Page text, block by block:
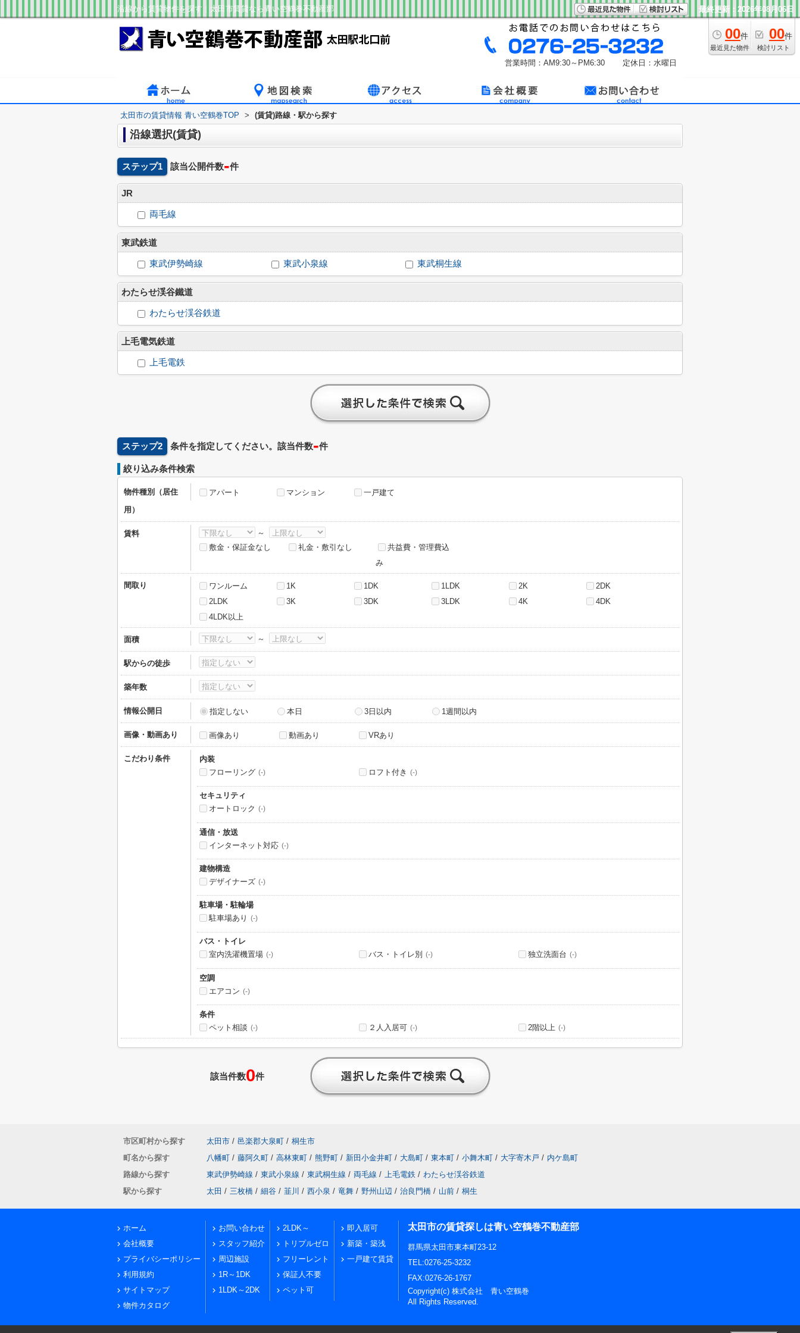
沿線から賃貸物件を探す｜太田市賃貸なら青い空鶴巻不動産部 最終更新：2026年08月06日
00件
最近見た物件
00件
検討リスト
営業時間：AM9:30～PM6:30 定休日：水曜日
太田市の賃貸情報 青い空鶴巻TOP > (賃貸)路線・駅から探す
沿線選択(賃貸)
ステップ1 該当公開件数-件
JR
両毛線
東武鉄道
東武伊勢崎線 東武小泉線 東武桐生線
わたらせ渓谷鐵道
わたらせ渓谷鉄道
上毛電気鉄道
上毛電鉄
ステップ2 条件を指定してください。該当件数-件
絞り込み条件検索
物件種別（居住
用）
アパート マンション 一戸建て
賃料
～
敷金・保証金なし
礼金・敷引なし
共益費・管理費込
み
間取り ワンルーム 1K 1DK 1LDK 2K
2DK
2LDK
3K 3DK 3LDK 4K
4DK
4LDK以上
面積 ～
駅からの徒歩
築年数
情報公開日 指定しない 本日 3日以内 1週間以内
画像・動画あり 画像あり 動画あり VRあり
こだわり条件
内装
フローリング (-) ロフト付き (-)
セキュリティ
オートロック (-)
通信・放送
インターネット対応 (-)
建物構造
デザイナーズ (-)
駐車場・駐輪場
駐車場あり
(-)
バス・トイレ
室内洗濯機置場 (-) バス・トイレ別 (-) 独立洗面台 (-)
空調
エアコン (-)
条件
ペット相談 (-) ２人入居可 (-) 2階以上 (-)
該当件数0件
市区町村から探す 太田市 / 邑楽郡大泉町 / 桐生市
町名から探す
八幡町 / 藤阿久町 / 高林東町 / 熊野町 / 新田小金井町 / 大島町 / 東本町 / 小舞木町 / 大字寄木戸 / 内ケ島町
路線から探す
東武伊勢崎線 / 東武小泉線 / 東武桐生線 / 両毛線 / 上毛電鉄 / わたらせ渓谷鉄道
駅から探す
太田 / 三枚橋 / 細谷 / 韮川 / 西小泉 / 竜舞 / 野州山辺 / 治良門橋 / 山前 / 桐生
ホーム
会社概要
プライバシーポリシー
利用規約
サイトマップ
物件カタログ
お問い合わせ
スタッフ紹介
周辺施設
1R～1DK
1LDK～2DK
2LDK～
トリプルゼロ
フリーレント
保証人不要
ペット可
即入居可
新築・築浅
一戸建て賃貸
太田市の賃貸探しは青い空鶴巻不動産部
群馬県太田市東本町23-12
TEL:0276-25-3232
FAX:0276-26-1767
Copyright(c) 株式会社 青い空鶴巻
All Rights Reserved.